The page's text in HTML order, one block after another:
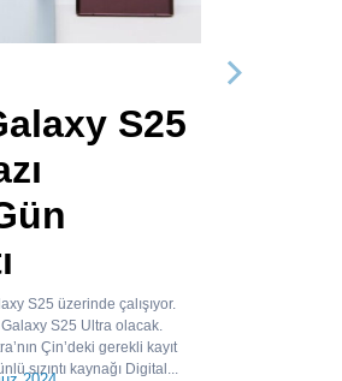
S25
S25 üzerinde çalışıyor.
S25 Ultra olacak.
Çin’deki gerekli kayıt
sızıntı kaynağı Digital...
Sonraki